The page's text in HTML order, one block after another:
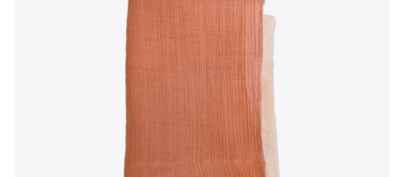
Produtos
Sustentabilidade
Contactos